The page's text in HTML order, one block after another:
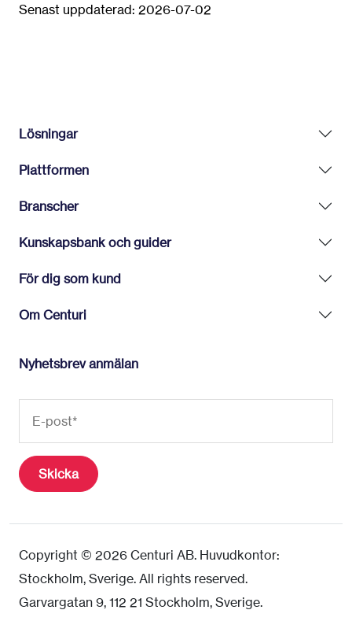
Senast uppdaterad: 2026-07-02
Lösningar
Plattformen
Branscher
Kunskapsbank och guider
För dig som kund
Om Centuri
Nyhetsbrev anmälan
Copyright © 2026 Centuri AB. Huvudkontor:
Stockholm, Sverige. All rights reserved.
Garvargatan 9, 112 21 Stockholm, Sverige.